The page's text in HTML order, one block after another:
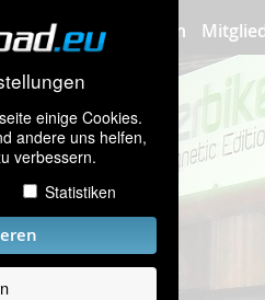
einige Cookies.
andere uns helfen,
verbessern.
Statistiken
Bilder hochladen